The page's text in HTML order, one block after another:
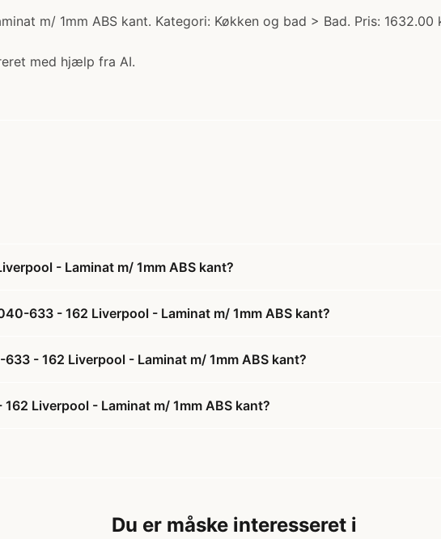
m/ 1mm ABS kant. Kategori: Køkken og bad > Bad. Pris: 1632.00
med hjælp fra AI.
- Laminat m/ 1mm ABS kant?
633 - 162 Liverpool - Laminat m/ 1mm ABS kant?
- 162 Liverpool - Laminat m/ 1mm ABS kant?
Liverpool - Laminat m/ 1mm ABS kant?
Du er måske interesseret i